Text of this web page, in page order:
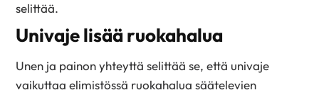
selittää.
Univaje lisää ruokahalua
Unen ja painon yhteyttä selittää se, että univaje
vaikuttaa elimistössä ruokahalua säätelevien